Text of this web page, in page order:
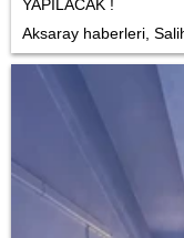
YAPILACAK !
Aksaray haberleri,